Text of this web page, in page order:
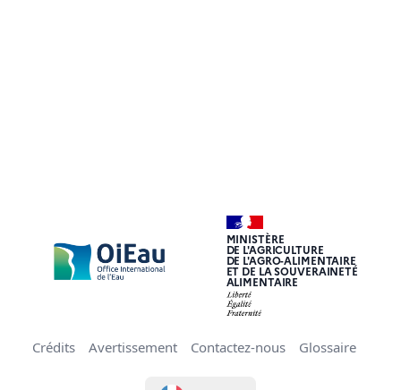
MINISTÈRE
DE L'AGRICULTURE
DE L'AGRO-ALIMENTAIRE
ET DE LA SOUVERAINETÉ
ALIMENTAIRE
Crédits Avertissement Contactez-nous Glossaire